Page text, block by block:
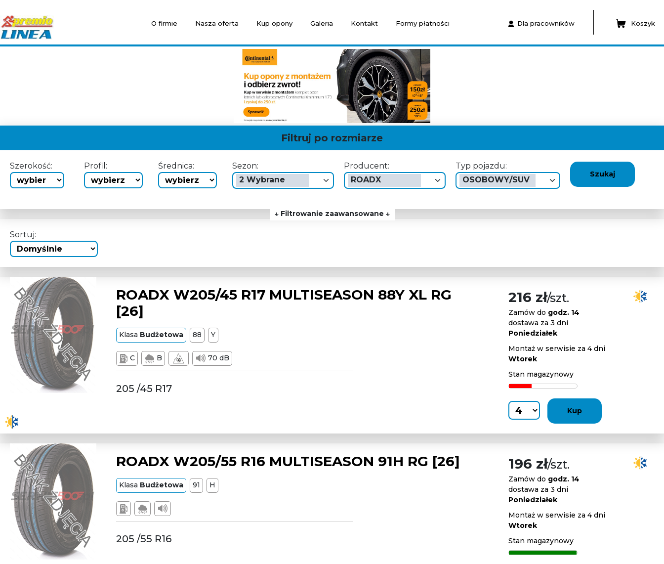
O firmie Nasza oferta Kup opony Galeria Kontakt Formy płatności Dla pracowników Koszyk
Filtruj po rozmiarze
Szerokość: Profil: Średnica:
Sezon:
2 Wybrane
Producent:
ROADX
Typ pojazdu:
OSOBOWY/SUV
Szukaj
↓ Filtrowanie zaawansowane ↓
Sortuj:
ROADX W205/45 R17 MULTISEASON 88Y XL RG
[26]
Klasa Budżetowa 88 Y
C B 70 dB
205 /45 R17
216 zł/szt.
Zamów do godz. 14
dostawa za 3 dni
Poniedziałek
Montaż w serwisie za 4 dni
Wtorek
Stan magazynowy
Kup
ROADX W205/55 R16 MULTISEASON 91H RG [26]
Klasa Budżetowa 91 H
205 /55 R16
196 zł/szt.
Zamów do godz. 14
dostawa za 3 dni
Poniedziałek
Montaż w serwisie za 4 dni
Wtorek
Stan magazynowy